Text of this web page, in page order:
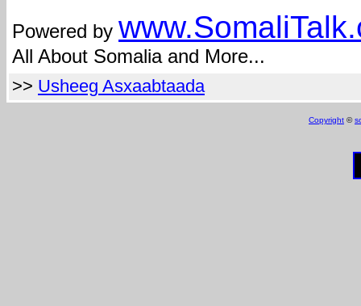
Powered by www.Somali
All About Somalia and More...
>> Usheeg Asxaabtaada
Copyright ©